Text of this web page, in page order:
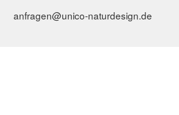
anfragen@unico-naturdesign.de